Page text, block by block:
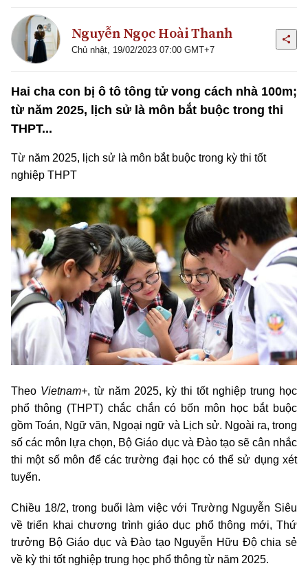
Nguyễn Ngọc Hoài Thanh
Chủ nhật, 19/02/2023 07:00 GMT+7
Hai cha con bị ô tô tông tử vong cách nhà 100m;
từ năm 2025, lịch sử là môn bắt buộc trong thi
THPT...
Từ năm 2025, lịch sử là môn bắt buộc trong kỳ thi tốt
nghiệp THPT
Theo Vietnam+, từ năm 2025, kỳ thi tốt nghiệp trung học
phổ thông (THPT) chắc chắn có bốn môn học bắt buộc
gồm Toán, Ngữ văn, Ngoại ngữ và Lịch sử. Ngoài ra, trong
số các môn lựa chọn, Bộ Giáo dục và Đào tạo sẽ cân nhắc
thi một số môn để các trường đại học có thể sử dụng xét
tuyển.
Chiều 18/2, trong buổi làm việc với Trường Nguyễn Siêu
về triển khai chương trình giáo dục phổ thông mới, Thứ
trưởng Bộ Giáo dục và Đào tạo Nguyễn Hữu Độ chia sẻ
về kỳ thi tốt nghiệp trung học phổ thông từ năm 2025.